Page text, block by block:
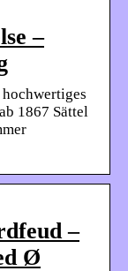
–
1867 Sättel
–
Ø